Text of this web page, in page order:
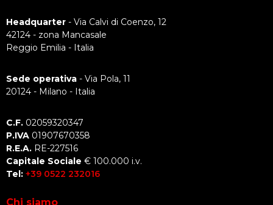
Headquarter - Via Calvi di Coenzo, 12
42124 - zona Mancasale
Reggio Emilia - Italia
Sede operativa - Via Pola, 11
20124 - Milano - Italia
C.F. 02059320347
P.IVA 01907670358
R.E.A. RE-227516
Capitale Sociale € 100.000 i.v.
Tel: +39 0522 232016
Chi siamo